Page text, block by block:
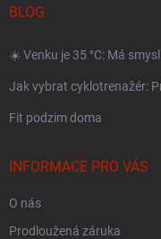
BLOG
☀️ Venku je 35 °C: Má
Jak vybrat cyklotrenažér:
Fit podzim doma
INFORMACE PRO VÁS
O nás
Prodloužená záruka